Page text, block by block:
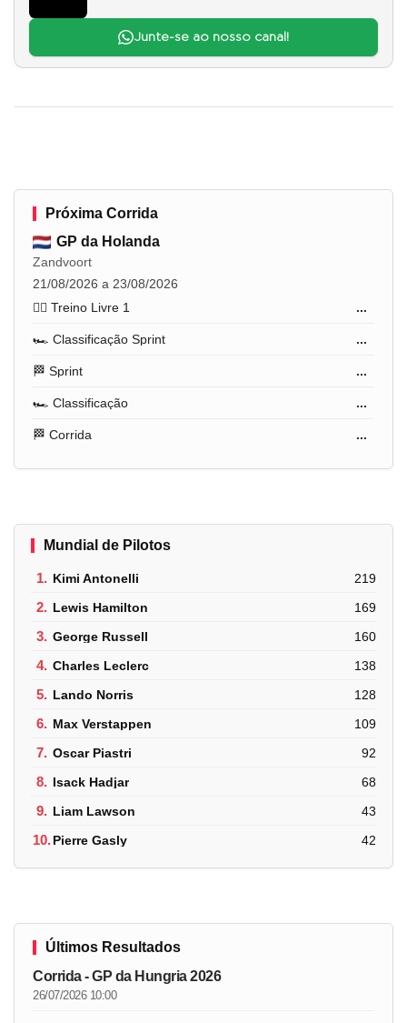
Junte-se ao nosso canal!
Próxima Corrida
GP da Holanda
Zandvoort
21/08/2026 a 23/08/2026
🏋️‍♂️ Treino Livre 1
...
🏎️ Classificação Sprint ...
🏁 Sprint ...
🏎️ Classificação ...
🏁 Corrida ...
Mundial de Pilotos
1. Kimi Antonelli 219
2. Lewis Hamilton 169
3. George Russell 160
4. Charles Leclerc 138
5. Lando Norris 128
6. Max Verstappen 109
7. Oscar Piastri 92
8. Isack Hadjar 68
9. Liam Lawson 43
10.Pierre Gasly 42
Últimos Resultados
Corrida - GP da Hungria 2026
26/07/2026 10:00